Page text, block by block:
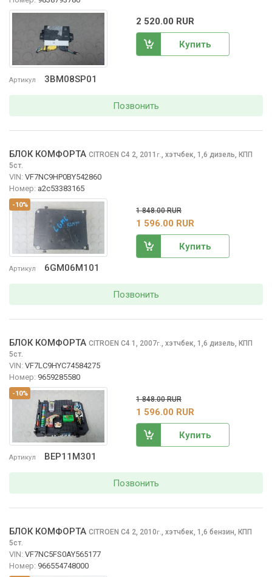
Артикул 3BM08SP01
2 520.00 RUR
Купить
Позвонить
-10%
Артикул 6GM06M101
БЛОК КОМФОРТА CITROEN C4 2, 2011 г. хэтчбек, 1,6 дизель, КПП
5ст.
VIN: VF7NC9HP0BY542860
Номер: a2c53383165
1 848.00 RUR
1 596.00 RUR
Купить
Позвонить
-10%
Артикул BEP11M301
БЛОК КОМФОРТА CITROEN C4 1, 2007г. хэтчбек, 1,6 дизель, КПП
5ст.
VIN: VF7LC9HYC74584275
Номер: 9659285580
1 848.00 RUR
1 596.00 RUR
Купить
Позвонить
БЛОК КОМФОРТА CITROEN C4 2, 2010г., хэтчбек, 1,6 бензин, КПП
5ст.
VIN: VF7NC5FS0AY565177
Номер: 966554748000